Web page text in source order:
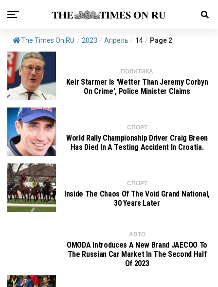
The Times On RU / 2023 / Апрель / 14 / Page 2
ПОЛИТИКА
Keir Starmer Is 'wetter Than Jeremy Corbyn
On Crime', Police Minister Claims
СПОРТ
World Rally Championship Driver Craig Breen
Has Died In A Testing Accident In Croatia.
СПОРТ
Inside The Chaos Of The Void Grand National,
30 Years Later
АВТО
OMODA Introduces A New Brand JAECOO To
The Russian Car Market In The Second Half
Of 2023